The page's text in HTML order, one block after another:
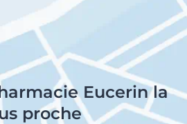
Eucerin la
proche